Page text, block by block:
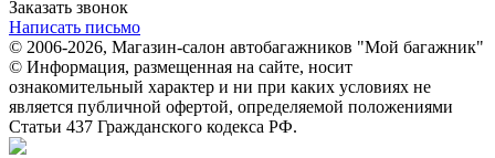
Заказать звонок
Написать письмо
© 2006-2026, Магазин-салон автобагажников "Мой багажник"
© Информация, размещенная на сайте, носит
ознакомительный характер и ни при каких условиях не
является публичной офертой, определяемой положениями
Статьи 437 Гражданского кодекса РФ.